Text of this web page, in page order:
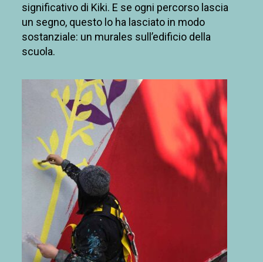
significativo di Kiki. E se ogni percorso lascia
un segno, questo lo ha lasciato in modo
sostanziale: un murales sull’edificio della
scuola.